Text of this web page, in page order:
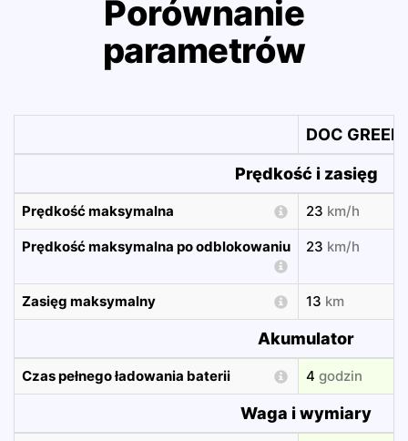
Porównanie
parametrów
DOC
Prędkość i zasięg
Prędkość maksymalna 23 km/h
Prędkość maksymalna po odblokowaniu 23 km/h
Zasięg maksymalny 13 km
Akumulator
Czas pełnego ładowania baterii 4 godzin
Waga i wymiary